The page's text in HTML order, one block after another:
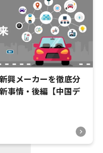
興メーカーを徹底分
事情・後編【中国デ